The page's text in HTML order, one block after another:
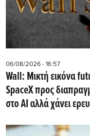
06/08/2026 - 16:57
Wall: Μικτή εικόνα
SpaceX προς
στο AI αλλά χάνει